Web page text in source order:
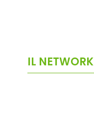
IL NETWORK